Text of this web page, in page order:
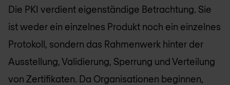
Die PKI verdient eigenständige Betrachtung. Sie
ist weder ein einzelnes Produkt noch ein einzelnes
Protokoll, sondern das Rahmenwerk hinter der
Ausstellung, Validierung, Sperrung und Verteilung
von Zertifikaten. Da Organisationen beginnen,